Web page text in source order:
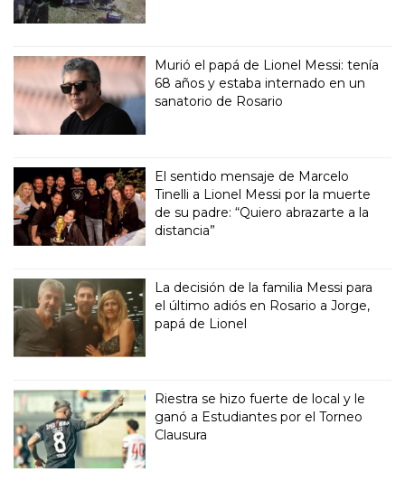
Murió el papá de Lionel Messi: tenía
68 años y estaba internado en un
sanatorio de Rosario
El sentido mensaje de Marcelo
Tinelli a Lionel Messi por la muerte
de su padre: “Quiero abrazarte a la
distancia”
La decisión de la familia Messi para
el último adiós en Rosario a Jorge,
papá de Lionel
Riestra se hizo fuerte de local y le
ganó a Estudiantes por el Torneo
Clausura